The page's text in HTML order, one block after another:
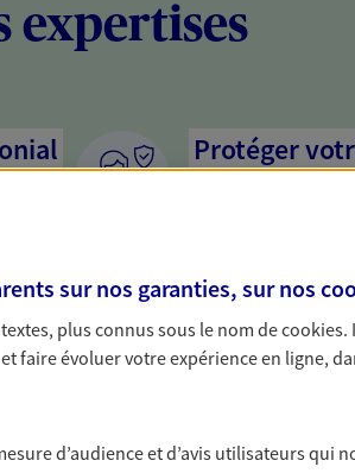
expertises
vos
Protéger
Nous sommes à
activité, mais aussi
interlocuteur pour
Anticiper et
retraite. Nous vous
sur nos garanties, sur nos
plus connus sous le nom decookies.
évoluer votre expérience en ligne,
d’audience et d’avis utilisateurs qui